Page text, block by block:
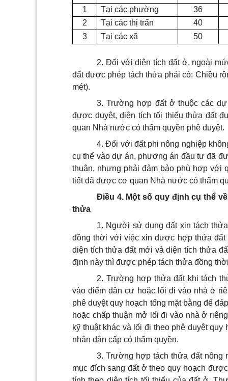
1 Tại các phường
36
2
Tại các thị trấn
40
3
Tại các xã 50
2. Đối với diện tích đất ở, ngoài
đất được phép tách thửa phải có: Chiều
mét).
3. Trường hợp đất ở thuộc các
được duyệt, diện tích tối thiểu thửa đất
quan Nhà nước có thẩm quyền phê duyệt.
4. Đối với đất phi nông nghiệp
cụ thể vào dự án, phương án đầu tư đã
thuận, nhưng phải đảm bảo phù hợp với
tiết đã được cơ quan Nhà nước có thẩm
Điều 4. Một số quy định cụ thể
thửa
1. Người sử dụng đất xin tách
đồng thời với việc xin được hợp thửa
diện tích thửa đất mới và diện tích thửa
định này thì được phép tách thửa đồng
2. Trường hợp thửa đất khi tách
vào điểm dân cư hoặc lối đi vào nhà ở
phê duyệt quy hoạch tổng mặt bằng để
hoặc chấp thuận mở lối đi vào nhà ở
kỹ thuật khác và lối đi theo phê duyệt
nhân dân cấp có thẩm quyền.
3. Trường hợp tách thửa đất nông
mục đích sang đất ở theo quy hoạch